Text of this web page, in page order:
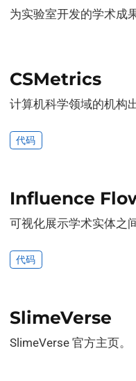
为实验室开发的学术成
CSMetrics
计算机科学领域的机构
代码
Influence
可视化展示学术实体之
代码
SlimeVerse
SlimeVerse 官方主页。